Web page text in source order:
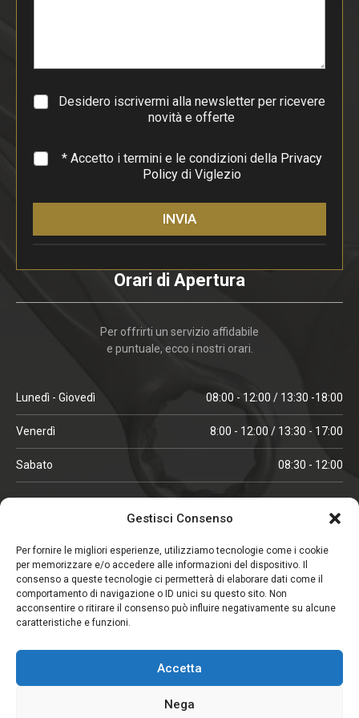
Gestisci Consenso
Per fornire le migliori esperienze, utilizziamo tecnologie come i cookie
per memorizzare e/o accedere alle informazioni del dispositivo. Il
consenso a queste tecnologie ci permetterà di elaborare dati come il
comportamento di navigazione o ID unici su questo sito. Non
acconsentire o ritirare il consenso può influire negativamente su alcune
caratteristiche e funzioni.
Accetta
Nega
g
a
f
Desidero iscrivermi alla newsletter per ricevere
novità e offerte
* * Accetto i termini e le condizioni della Privacy
Policydi Viglezio
INVIA
Orari di Apertura
Per offrirti un servizio affidabile
e puntuale, ecco i nostri orari.
Lunedì - Giovedì 08:00 - 12:00 / 13:30 -18:00
Venerdì 8:00 - 12:00 / 13:30 - 17:00
Sabato 08:30 - 12:00
ORARI IN ALTA STAGIONE
Lunedì - Venerdì 08:00 - 12:00 / 13:30 -18:00
Sabato 08:00 - 12:00
CHIUSO IL SABATO
(gennaio, febbraio, agosto, settembre)